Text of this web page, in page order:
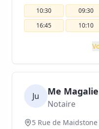
10:30
16:45
09:30
10:10
Ju Me
Notaire
5 Rue de